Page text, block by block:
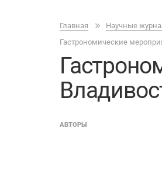
Главная Научные
Гастрономические
АВТОРЫ